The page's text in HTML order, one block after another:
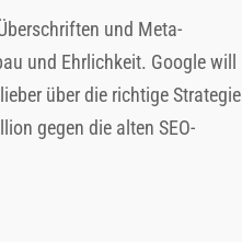
und Meta-
und Ehrlichkeit. Google will
über die richtige Strategie
gegen die alten SEO-